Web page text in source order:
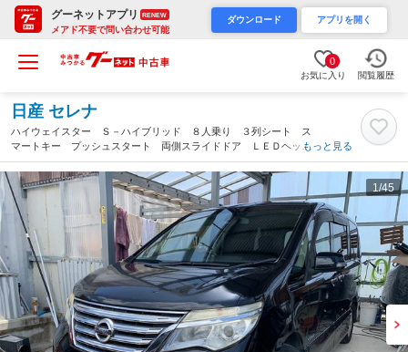
グーネットアプリ RENEW
メアド不要で問い合わせ可能
ダウンロード アプリを開く
0
お気に入り 閲覧履歴
日産 セレナ
ハイウェイスター Ｓ－ハイブリッド ８人乗り ３列シート ス
マートキー プッシュスタート 両側スライドドア ＬＥＤヘッド
ランプ フォグランプ オートエアコン ダブルエアコン フリッ
プダウンモニター Ｂｌｕｅｔｏｏｔｈ ＥＴＣ装備（沖縄県）
もっと見る
1 /45